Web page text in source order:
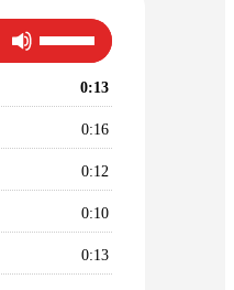
haut/bas
augmenter
diminuer
volume.
0:13
0:16
0:12
0:10
0:13